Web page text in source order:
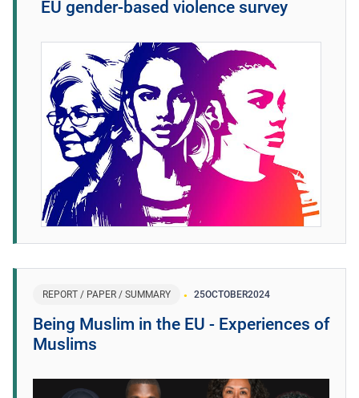
EU gender-based violence survey
REPORT / PAPER / SUMMARY 25OCTOBER2024
Being Muslim in the EU - Experiences of
Muslims